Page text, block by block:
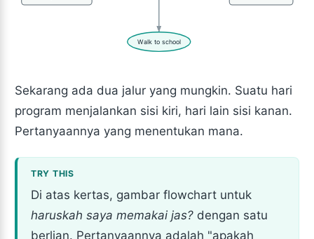
Walk to school
Sekarang ada dua jalur yang mungkin. Suatu hari
program menjalankan sisi kiri, hari lain sisi kanan.
Pertanyaannya yang menentukan mana.
Di atas kertas, gambar flowchart untuk
haruskah saya memakai jas?dengan satu
berlian. Pertanyaannya adalah "apakah